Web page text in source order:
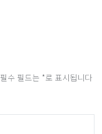
필수 필드는 *로 표시됩니다